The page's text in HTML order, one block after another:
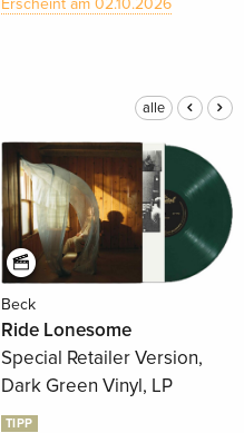
Erscheint am 02.10.2026
alle
Beck
Ride Lonesome
Special Retailer Version,
Dark Green Vinyl, LP
TIPP